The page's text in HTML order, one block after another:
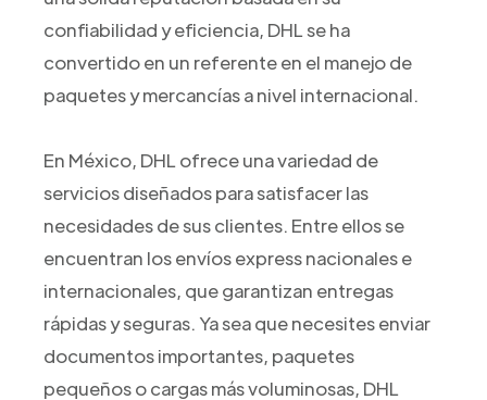
confiabilidad y eficiencia, DHL se ha
convertido en un referente en el manejo de
paquetes y mercancías a nivel internacional.
En México, DHL ofrece una variedad de
servicios diseñados para satisfacer las
necesidades de sus clientes. Entre ellos se
encuentran los envíos express nacionales e
internacionales, que garantizan entregas
rápidas y seguras. Ya sea que necesites enviar
documentos importantes, paquetes
pequeños o cargas más voluminosas, DHL